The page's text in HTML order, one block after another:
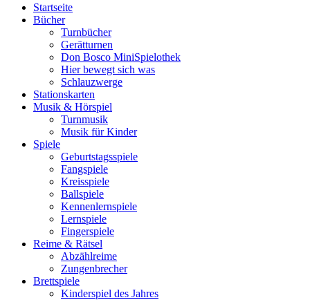
Startseite
Bücher
Turnbücher
Gerätturnen
Don Bosco MiniSpielothek
Hier bewegt sich was
Schlauzwerge
Stationskarten
Musik & Hörspiel
Turnmusik
Musik für Kinder
Spiele
Geburtstagsspiele
Fangspiele
Kreisspiele
Ballspiele
Kennenlernspiele
Lernspiele
Fingerspiele
Reime & Rätsel
Abzählreime
Zungenbrecher
Brettspiele
Kinderspiel des Jahres